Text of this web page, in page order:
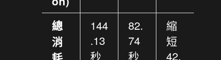
總
消
144
.13
秒
82.
74
秒
縮
短
42.